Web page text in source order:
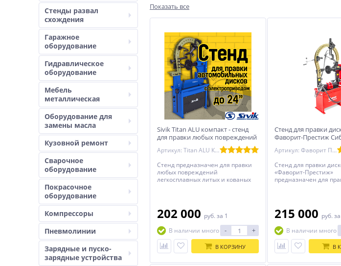
Стенды развал
схождения
Гаражное
оборудование
Гидравлическое
оборудование
Мебель
металлическая
Оборудование для
замены масла
Кузовной ремонт
Сварочное
оборудование
Покрасочное
оборудование
Компрессоры
Пневмолинии
Зарядные и пуско-
зарядные устройства
Показать все
Sivik Titan ALU компакт - стенд
для правки любых повреждений
легкосплавных литых и кованых
дисков диаметром до 24”
Артикул: Titan ALU Компакт синий
Стенд предназначен для правки
любых повреждений
легкосплавных литых и кованых
диска.
202 000 руб. за 1
В наличии много
- +
В КОРЗИНУ
Стенд для правки
Фаворит-Престиж
Артикул: Фаворит Престиж
Стенд для правки
«Фаворит-Престиж»
предназначен для
215 000 руб.
В наличии много
В